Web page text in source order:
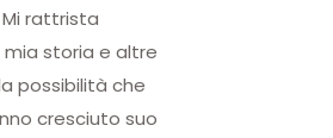
rattrista
mia storia e altre
possibilità che
cresciuto suo